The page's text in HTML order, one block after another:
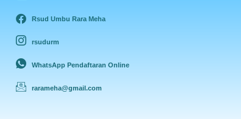
Rsud Umbu Rara Meha
rsudurm
WhatsApp Pendaftaran Online
rarameha@gmail.com